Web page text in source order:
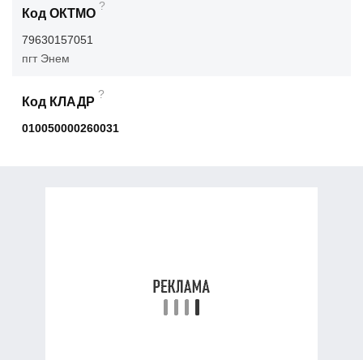
Код ОКТМО
?
79630157051
пгт Энем
Код КЛАДР
?
010050000260031